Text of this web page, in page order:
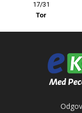
17/31
Tor